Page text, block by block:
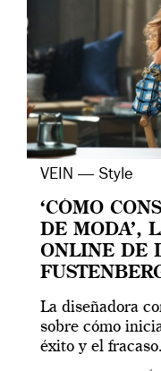
VEIN — Style
‘CÓMO
DE MODA’,
ONLINE DE
La diseñadora
sobre cómo
éxito y el